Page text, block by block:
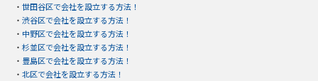
・ 世田谷区で会社を設立する方法！
・ 渋谷区で会社を設立する方法！
・ 中野区で会社を設立する方法！
・ 杉並区で会社を設立する方法！
・ 豊島区で会社を設立する方法！
・ 北区で会社を設立する方法！